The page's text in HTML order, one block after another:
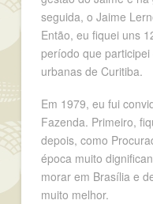
seguida, o Jaime
Então, eu fiquei uns
período que
urbanas de Curitiba.
Em 1979, eu fui
Fazenda. Primeiro,
depois, como
época muito
morar em Brasília e
muito melhor.